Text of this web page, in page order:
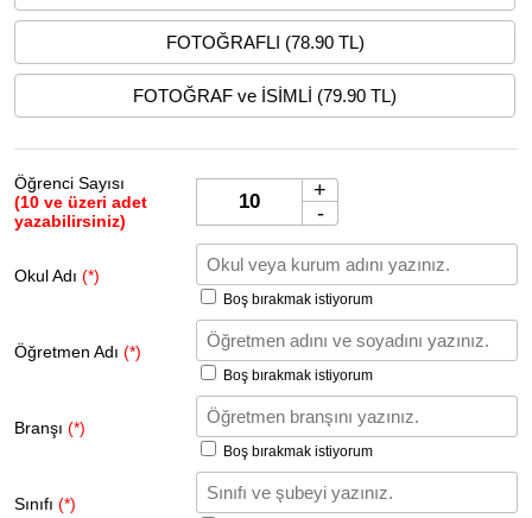
FOTOĞRAFLI (78.90 TL)
FOTOĞRAF ve İSİMLİ (79.90 TL)
Öğrenci Sayısı
(10 ve üzeri adet
yazabilirsiniz)
+
-
Okul Adı (*)
Boş bırakmak istiyorum
Öğretmen Adı (*)
Boş bırakmak istiyorum
Branşı (*)
Boş bırakmak istiyorum
Sınıfı (*)